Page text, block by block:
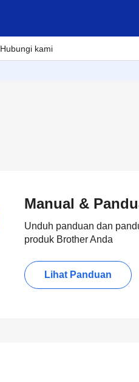
Hubungi kami
Manual &
Unduh panduan dan
produk Brother Anda
Lihat Panduan